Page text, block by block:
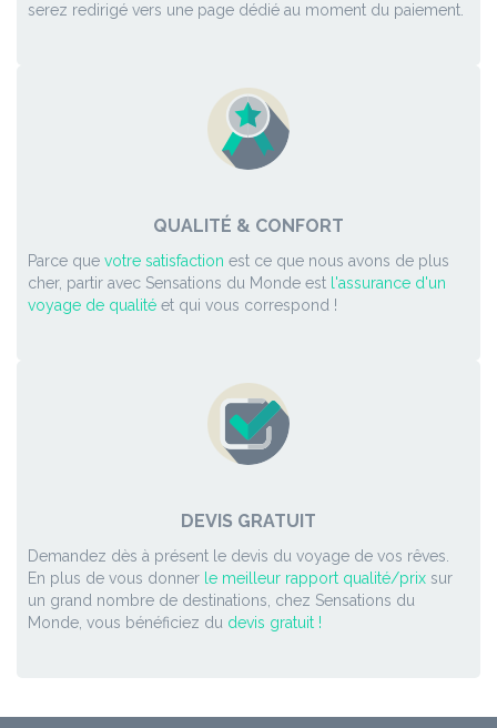
serez redirigé vers une page dédié au moment du paiement.
QUALITÉ & CONFORT
Parce que votre satisfaction est ce que nous avons de plus
cher, partir avec Sensations du Monde est l'assurance d'un
voyage de qualité et qui vous correspond !
DEVIS GRATUIT
Demandez dès à présent le devis du voyage de vos rêves.
En plus de vous donner le meilleur rapport qualité/prix sur
un grand nombre de destinations, chez Sensations du
Monde, vous bénéficiez du devis gratuit !